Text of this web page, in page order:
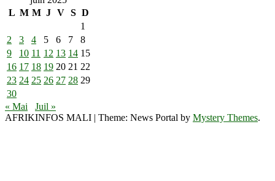
L M M J V S D
1
2
3 4 5 6 7
8
9
10 11 12 13 14 15
16 17 18 19 20 21 22
23 24 25 26 27 28 29
30
« Mai
Juil »
AFRIKINFOS MALI | Theme: News Portal by Mystery Themes.